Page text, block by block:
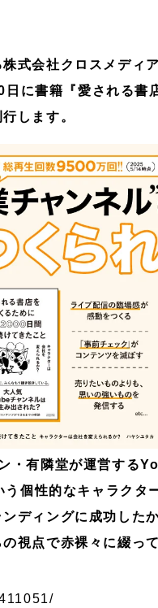
式会社クロスメディ
に書籍『愛される
します。
・有隣堂が運営する
個性的なキャラクタ
ディングに成功した
視点で赤裸々に綴って